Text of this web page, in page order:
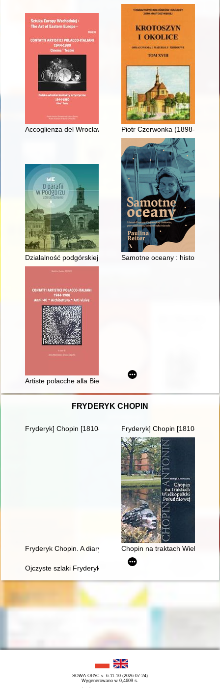
Accoglienza del Wrocławski Teatr Pantomimy (Teatro della
Piotr Czerwonka (1898-1945)
Działalność podgórskiej parafii św. Józefa od XIX w. po czasy
Samotne oceany : historia
Artiste polacche alla Biennale di Venezia (1952-1980)
FRYDERYK CHOPIN
Fryderyk] Chopin [1810-1849] i George Sand [1804-1876]
Fryderyk] Chopin [1810-1849].
Fryderyk Chopin. A diary in images. Original idea and text by
Chopin na traktach
Ojczyste szlaki Fryderyka Chopina
SOWA OPAC v. 6.11.10 (2026-07-24)
Wygenerowano w 0,4609 s.